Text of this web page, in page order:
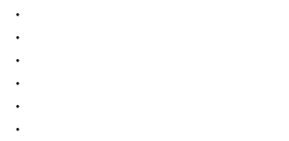
・
・
・
・
・
・